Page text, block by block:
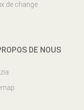
de change
DE NOUS